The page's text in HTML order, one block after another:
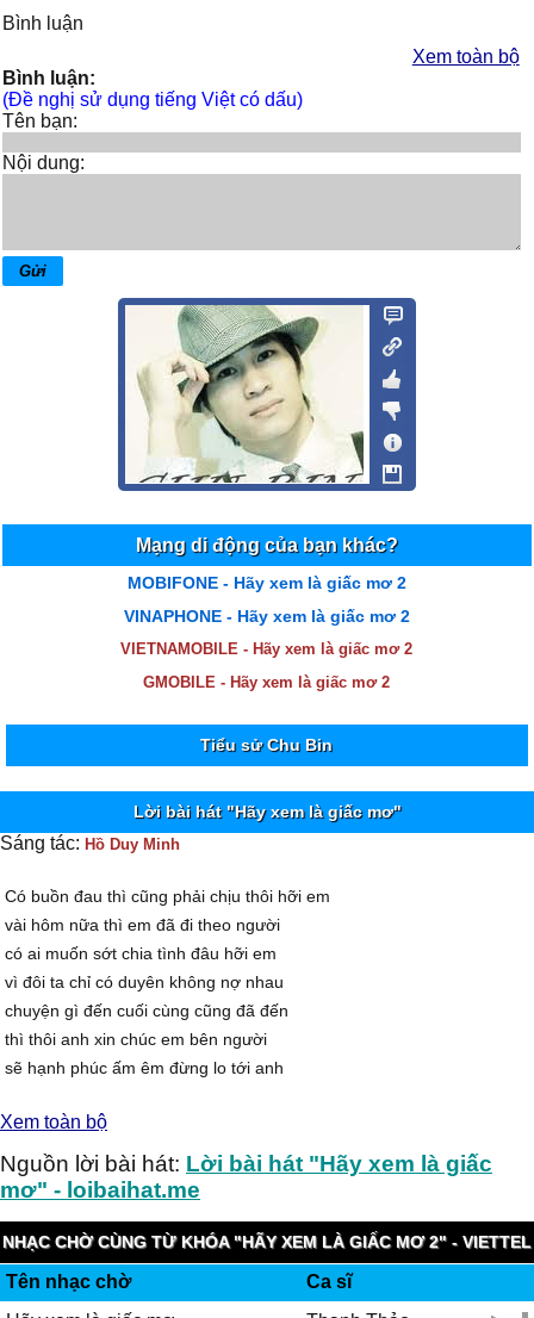
Bình luận
Xem toàn bộ
Bình luận:
(Đề nghị sử dụng tiếng Việt có dấu)
Tên bạn:
Nội dung:
Mạng di động của bạn khác?
MOBIFONE - Hãy xem là giấc mơ 2
VINAPHONE - Hãy xem là giấc mơ 2
VIETNAMOBILE - Hãy xem là giấc mơ 2
GMOBILE - Hãy xem là giấc mơ 2
Tiểu sử Chu Bin
Lời bài hát "Hãy xem là giấc mơ"
Sáng tác: Hồ Duy Minh
Có buồn đau thì cũng phải chịu thôi hỡi em
vài hôm nữa thì em đã đi theo người
có ai muốn sớt chia tình đâu hỡi em
vì đôi ta chỉ có duyên không nợ nhau
chuyện gì đến cuối cùng cũng đã đến
thì thôi anh xin chúc em bên người
sẽ hạnh phúc ấm êm đừng lo tới anh
Đk:
rồi từ đây đôi ta hai lối
đường của em , em cứ bước đi
ngày mai nếu lỡ nếu có gặp nhau
một hai câu quan tâm đến nhau
rồi đi thôi đừng để trái tim ngậm ngùi
Xem toàn bộ
Nguồn lời bài hát: Lời bài hát "Hãy xem là giấc
mơ" - loibaihat.me
NHẠC CHỜ CÙNG TỪ KHÓA "HÃY XEM LÀ GIẤC MƠ 2" - VIETTEL
Tên nhạc chờ
Ca sĩ